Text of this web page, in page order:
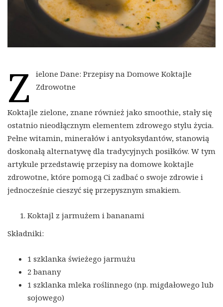
Z
ielone Dane: Przepisy na Domowe Koktajle
Zdrowotne
Koktajle zielone, znane również jako smoothie, stały się
ostatnio nieodłącznym elementem zdrowego stylu życia.
Pełne witamin, minerałów i antyoksydantów, stanowią
doskonałą alternatywę dla tradycyjnych posiłków. W tym
artykule przedstawię przepisy na domowe koktajle
zdrowotne, które pomogą Ci zadbać o swoje zdrowie i
jednocześnie cieszyć się przepysznym smakiem.
Koktajl z jarmużem i bananami
Składniki:
1 szklanka świeżego jarmużu
2 banany
1 szklanka mleka roślinnego (np. migdałowego lub
sojowego)